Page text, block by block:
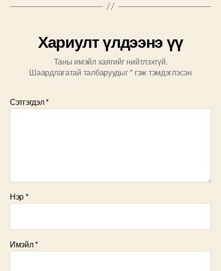
Хариулт үлдээнэ үү
Таны имэйл хаягийг нийтлэхгүй.
Шаардлагатай талбаруудыг* гэж тэмдэглэсэн
Сэтгэгдэл*
Нэр*
Имэйл*